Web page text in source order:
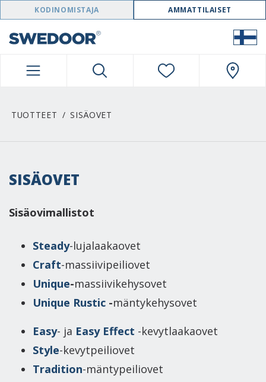
SWEDOOR NAVIGATION
KODINOMISTAJA AMMATTILAISET
TUOTTEET SISÄOVET
SISÄOVET
Sisäovimallistot
Steady-lujalaakaovet
Craft-massiivipeiliovet
Unique-massiivikehysovet
Unique Rustic -mäntykehysovet
Easy- ja Easy Effect -kevytlaakaovet
Style-kevytpeiliovet
Tradition-mäntypeiliovet